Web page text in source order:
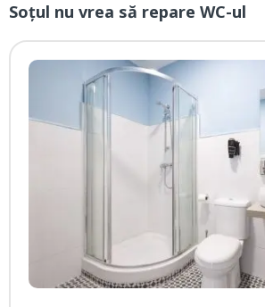
Soțul nu vrea să repare WC-ul